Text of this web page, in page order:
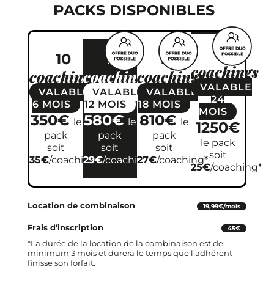
PACKS DISPONIBLES
10
coachings
VALABLE
6 MOIS
350€ le
pack
soit
35€/coaching*
20
coachings
VALABLE
12 MOIS
580€ le
pack
soit
29€/coaching*
30
coachings
VALABLE
18 MOIS
810€ le
pack
soit
27€/coaching*
50
coachings
VALABLE
24
MOIS
1250€
le pack
soit
25€/coaching*
Location de combinaison 19,99€/mois
Frais d’inscription 45€
*La durée de la location de la combinaison est de
minimum 3 mois et durera le temps que l’adhérent
finisse son forfait.